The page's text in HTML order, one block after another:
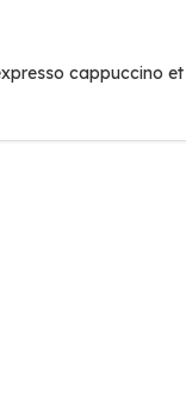
cappuccino et